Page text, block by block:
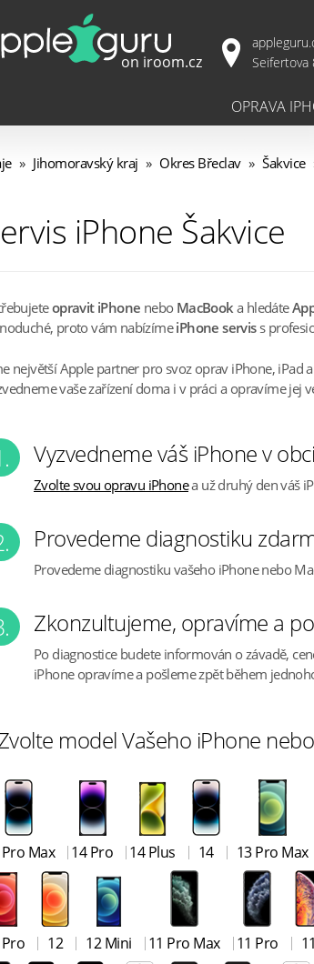
Seifertova
OPRAVA
» Jihomoravský kraj » Okres Břeclav » Šakvice
iPhone Šakvice
opravit iPhone neboMacBooka hledáte
proto vám nabízímeiPhone serviss
největší Apple partner pro svoz oprav iPhone, iPad
vaše zařízení doma i v práci a opravíme jej
Vyzvedneme váš iPhone v
Zvolte svou opravu iPhonea už druhý den váš
Provedeme diagnostiku
Provedeme diagnostiku vašeho iPhone nebo
Zkonzultujeme, opravíme a
Po diagnostice budete informován o závadě,
iPhone opravíme a pošleme zpět během
Zvolte model Vašeho iPhone
Max 14 Pro 14 Plus 14 13 Pro Max
12 12 Mini 11 Pro Max 11 Pro 11